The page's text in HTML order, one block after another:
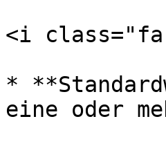
<i class="fa-
*
eine oder